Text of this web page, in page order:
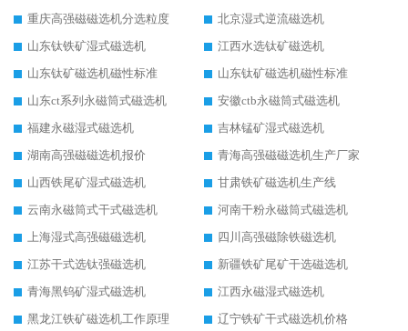
重庆高强磁磁选机分选粒度
北京湿式逆流磁选机
山东钛铁矿湿式磁选机
江西水选钛矿磁选机
山东钛矿磁选机磁性标准
山东钛矿磁选机磁性标准
山东ct系列永磁筒式磁选机
安徽ctb永磁筒式磁选机
福建永磁湿式磁选机
吉林锰矿湿式磁选机
湖南高强磁磁选机报价
青海高强磁磁选机生产厂家
山西铁尾矿湿式磁选机
甘肃铁矿磁选机生产线
云南永磁筒式干式磁选机
河南干粉永磁筒式磁选机
上海湿式高强磁磁选机
四川高强磁除铁磁选机
江苏干式选钛强磁选机
新疆铁矿尾矿干选磁选机
青海黑钨矿湿式磁选机
江西永磁湿式磁选机
黑龙江铁矿磁选机工作原理
辽宁铁矿干式磁选机价格